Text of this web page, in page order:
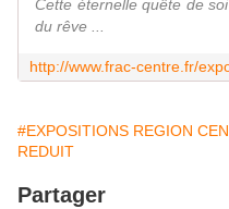
Cette éternelle quête de
du rêve ...
#EXPOSITIONS REGION
REDUIT
Partager